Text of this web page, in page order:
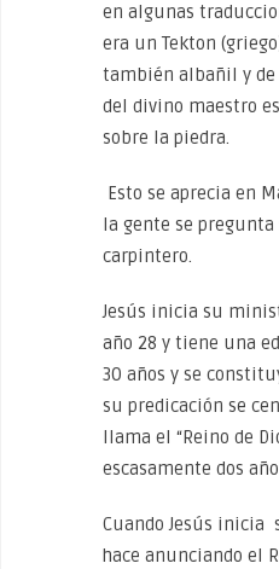
en algunas
era un Tekton
también albañil y de
del divino maestro
sobre la piedra.
Esto se aprecia en
la gente se
carpintero.
Jesús inicia su
año 28 y tiene una
30 años y se
su predicación se
llama el “Reino de
escasamente dos
Cuando Jesús
hace anunciando el